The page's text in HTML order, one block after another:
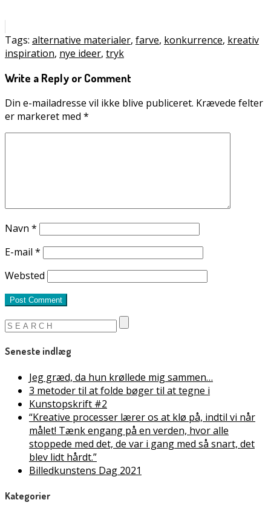
Tags: alternative materialer, farve, konkurrence, kreativ
inspiration, nye ideer, tryk
Write a Reply or Comment
Din e-mailadresse vil ikke blive publiceret. Krævede felter
er markeret med *
Navn *
E-mail *
Websted
Seneste indlæg
Jeg græd, da hun krøllede mig sammen…
3 metoder til at folde bøger til at tegne i
Kunstopskrift #2
“Kreative processer lærer os at klø på, indtil vi når
målet! Tænk engang på en verden, hvor alle
stoppede med det, de var i gang med så snart, det
blev lidt hårdt.”
Billedkunstens Dag 2021
Kategorier